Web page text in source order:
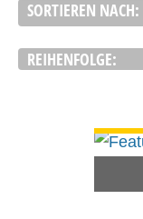
SORTIEREN NACH:
REIHENFOLGE: